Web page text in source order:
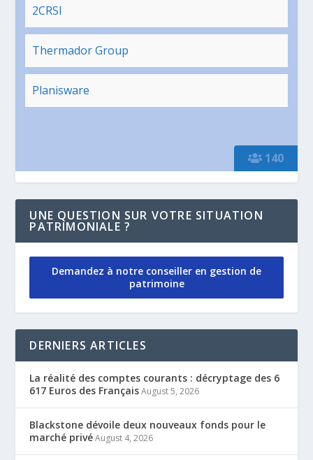
140
2CRSI
Thermador Group
Planisware
UNE QUESTION SUR VOTRE SITUATION
PATRIMONIALE ?
Demandez à notre conseiller en gestion de
patrimoine
DERNIERS ARTICLES
La réalité des comptes courants : décryptage des 6
617 Euros des Français August 5, 2026
Blackstone dévoile deux nouveaux fonds pour le
marché privé August 4, 2026